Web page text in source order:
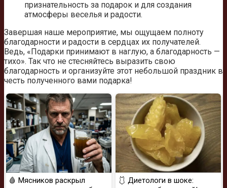
признательность за подарок и для создания
атмосферы веселья и радости.
Завершая наше мероприятие, мы ощущаем полноту
благодарности и радости в сердцах их получателей.
Ведь, «Подарки принимают в наглую, а благодарность —
тихо». Так что не стесняйтесь выразить свою
благодарность и организуйте этот небольшой праздник в
честь полученного вами подарка!
🩸 Мясников раскрыл
🩱 Диетологи в шоке: